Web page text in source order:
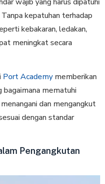
kepatuhan terhadap
kebakaran, ledakan,
meningkat secara
Port Academy memberikan
mematuhi
dan mengangkut
dengan standar
Pengangkutan